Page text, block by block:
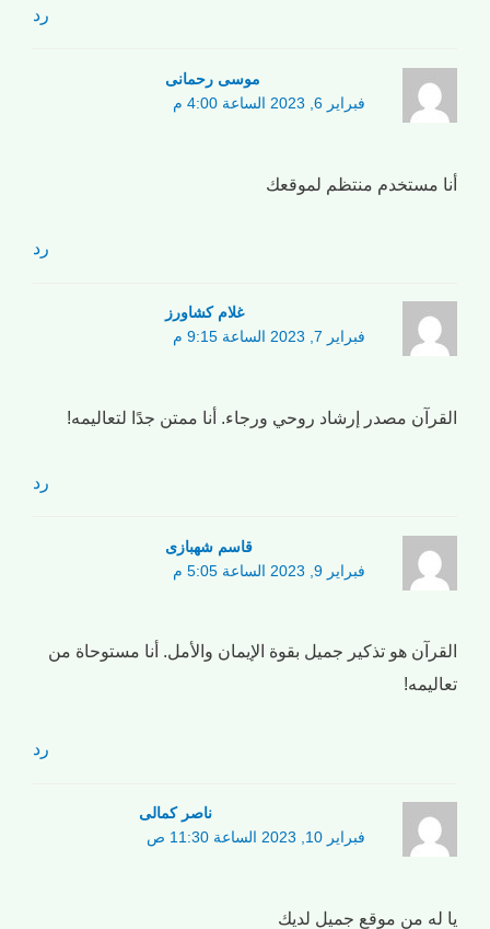
رد
موسی رحمانی
فبراير 6, 2023 الساعة 4:00 م
أنا مستخدم منتظم لموقعك
رد
غلام کشاورز
فبراير 7, 2023 الساعة 9:15 م
القرآن مصدر إرشاد روحي ورجاء. أنا ممتن جدًا لتعاليمه!
رد
قاسم شهبازی
فبراير 9, 2023 الساعة 5:05 م
القرآن هو تذكير جميل بقوة الإيمان والأمل. أنا مستوحاة من
تعاليمه!
رد
ناصر کمالی
فبراير 10, 2023 الساعة 11:30 ص
يا له من موقع جميل لديك